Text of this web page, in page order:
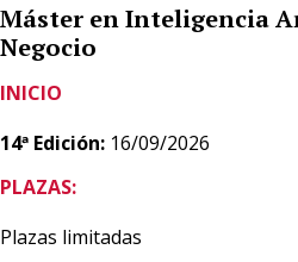
Máster en Inteligencia
Negocio
INICIO
14ª Edición: 16/09/2026
PLAZAS:
Plazas limitadas